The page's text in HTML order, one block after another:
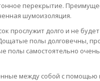
перекрытие.
шумоизоляция.
прослужит долго и не
полы долговечны,
полы самостоятельно
между собой с